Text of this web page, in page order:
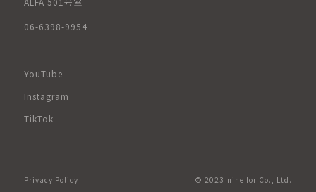
06-6398-9954
YouTube
Instagram
TikTok
Privacy Policy © 2023 nine for Co., Ltd.